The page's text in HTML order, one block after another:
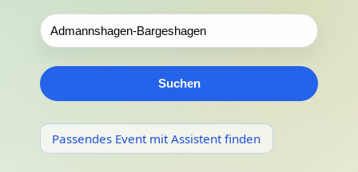
Suchen
Passendes Event mit Assistent finden